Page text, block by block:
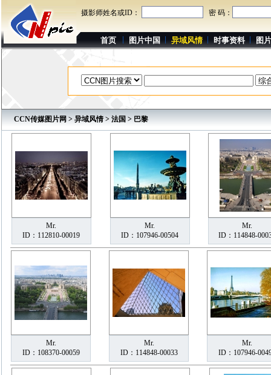
摄影师姓名或ID： 密 码：
首页 图片中国 异域风情 时事资料 图
CCN传媒图片网 > 异域风情> 法国 > 巴黎
Mr.
ID：112810-00019
Mr.
ID：107946-00504
Mr.
ID：114848-
Mr.
ID：108370-00059
Mr.
ID：114848-00033
Mr.
ID：107946-